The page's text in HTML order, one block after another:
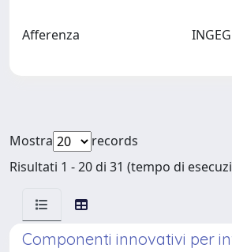
Afferenza
Mostra
records
Risultati 1 - 20 di 31 (tempo di
Componenti innovativi per